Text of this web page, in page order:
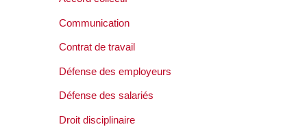
Communication
Contrat de travail
Défense des employeurs
Défense des salariés
Droit disciplinaire